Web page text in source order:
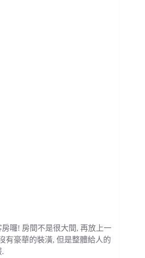
囉! 房間不是很大間, 再放上一
有豪華的裝潢, 但是整體給人的
.